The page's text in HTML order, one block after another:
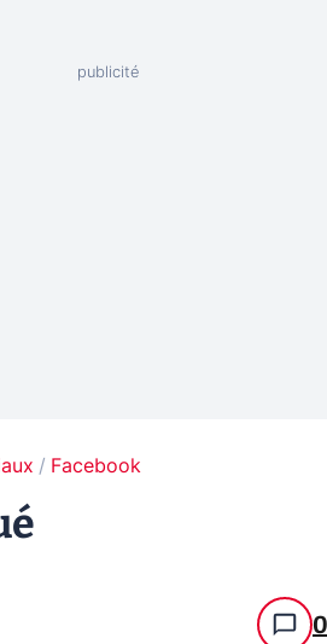
Facebook
0